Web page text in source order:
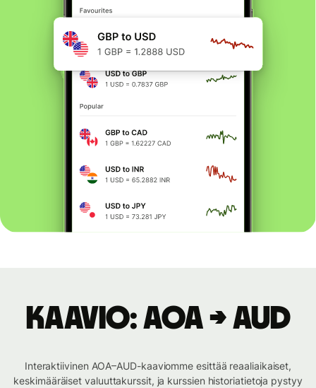
Kaavio: AOA → AUD
Interaktiivinen AOA–AUD-kaaviomme esittää reaaliaikaiset,
keskimääräiset valuuttakurssit, ja kurssien historiatietoja pystyy